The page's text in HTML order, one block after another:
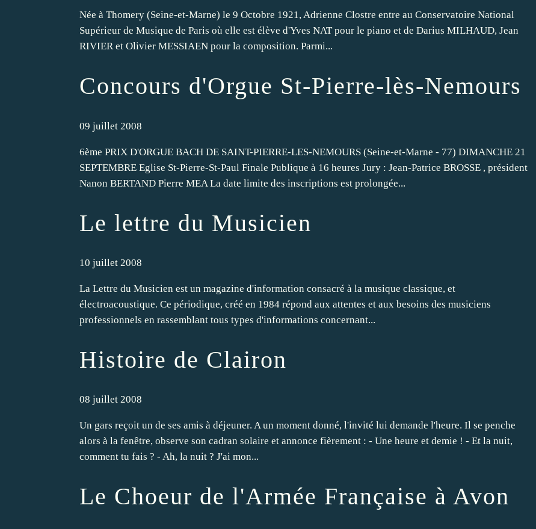
Née à Thomery (Seine-et-Marne) le 9 Octobre 1921, Adrienne Clostre entre au Conservatoire National
Supérieur de Musique de Paris où elle est élève d'Yves NAT pour le piano et de Darius MILHAUD, Jean
RIVIER et Olivier MESSIAEN pour la composition. Parmi...
Concours d'Orgue St-Pierre-lès-Nemours
09 juillet 2008
6ème PRIX D'ORGUE BACH DE SAINT-PIERRE-LES-NEMOURS (Seine-et-Marne - 77) DIMANCHE 21
SEPTEMBRE Eglise St-Pierre-St-Paul Finale Publique à 16 heures Jury : Jean-Patrice BROSSE , président
Nanon BERTAND Pierre MEA La date limite des inscriptions est prolongée...
Le lettre du Musicien
10 juillet 2008
La Lettre du Musicien est un magazine d'information consacré à la musique classique, et
électroacoustique. Ce périodique, créé en 1984 répond aux attentes et aux besoins des musiciens
professionnels en rassemblant tous types d'informations concernant...
Histoire de Clairon
08 juillet 2008
Un gars reçoit un de ses amis à déjeuner. A un moment donné, l'invité lui demande l'heure. Il se penche
alors à la fenêtre, observe son cadran solaire et annonce fièrement : - Une heure et demie ! - Et la nuit,
comment tu fais ? - Ah, la nuit ? J'ai mon...
Le Choeur de l'Armée Française à Avon